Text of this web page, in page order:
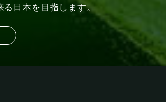
る日本を目指します。